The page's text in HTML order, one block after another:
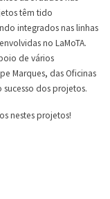
têm tido
integrados nas linhas
no LaMoTA.
de vários
Marques, das Oficinas
dos projetos.
nestes projetos!